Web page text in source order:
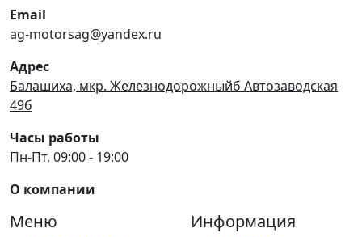
Email
ag-motorsag@yandex.ru
Адрес
Балашиха, мкр. Железнодорожныйб Автозаводская
49б
Часы работы
Пн-Пт, 09:00 - 19:00
О компании
Меню Информация